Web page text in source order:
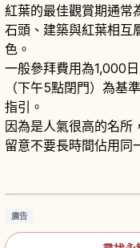
紅葉的最佳觀賞期通常
石頭、建築與紅葉相互
色。
一般參拜費用為1,000
（下午5點閉門）為基
指引。
因為是人氣很高的名所
留意不要長時間佔用同
京都永觀堂賞楓攻略
廣告